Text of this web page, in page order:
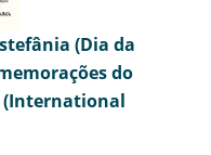
(Dia da
do
(International